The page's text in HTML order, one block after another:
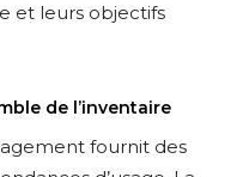
et leurs objectifs
de l’inventaire
fournit des